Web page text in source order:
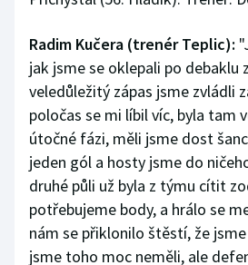
Radim Kučera (trenér Teplic):
jak jsme se oklepali po debaklu
veledůležitý zápas jsme zvládli
poločas se mi líbil víc, byla tam
útočné fázi, měli jsme dost
jeden gól a hosty jsme do
druhé půli už byla z týmu cítit
potřebujeme body, a hrálo se
nám se přiklonilo štěstí, že
jsme toho moc neměli, ale